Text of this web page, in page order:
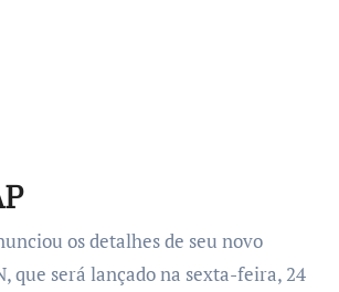
os detalhes de seu novo
que será lançado na sexta-feira, 24